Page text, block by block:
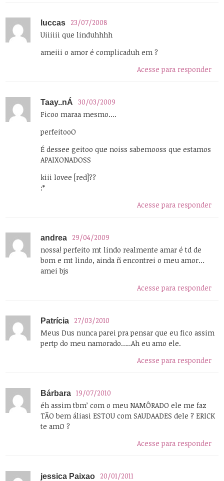
luccas
23/07/2008
Uiiiiii que linduhhhh
ameiii o amor é complicaduh em ?
Acesse para responder
Taay..nÁ
30/03/2009
Ficoo maraa mesmo….
perfeitooO
É dessee geitoo que noiss sabemooss que estamos
APAIXONADOSS
kiii lovee [red]??
:*
Acesse para responder
andrea
29/04/2009
nossa! perfeito mt lindo realmente amar é td de
bom e mt lindo, ainda ñ encontrei o meu amor…
amei bjs
Acesse para responder
Patrícia
27/03/2010
Meus Dus nunca parei pra pensar que eu fico assim
pertp do meu namorado…..Ah eu amo ele.
Acesse para responder
Bárbara
19/07/2010
éh assim tbm’ com o meu NAMÔRADO ele me faz
TÃO bem áliasi ESTOU com SAUDAADES dele ? ERICK
te amO ?
Acesse para responder
jessica Paixao
20/01/2011